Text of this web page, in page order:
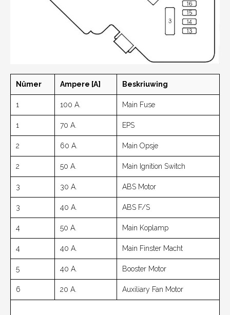
Nûmer Ampere [A] Beskriuwing
1 100 A. Main Fuse
1 70 A. EPS
2 60 A. Main Opsje
2 50 A. Main Ignition Switch
3 30 A. ABS Motor
3 40 A. ABS F/S
4 50 A. Main Koplamp
4 40 A. Main Finster Macht
5 40 A. Booster Motor
6 20 A. Auxiliary Fan Motor